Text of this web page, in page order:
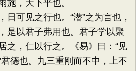
施，天下平也。
可见之行也。“潜”之为言也，
是以君子弗用也。君子学以聚
之，仁以行之。《易》曰：“见
德也。九三重刚而不中，上不